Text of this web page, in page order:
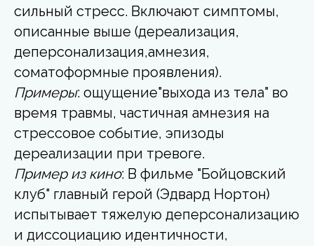
сильный стресс. Включают симптомы,
описанные выше (дереализация,
деперсонализация,амнезия,
соматоформные проявления).
Примеры: ощущение"выхода из тела" во
время травмы, частичная амнезия на
стрессовое событие, эпизоды
дереализации при тревоге.
Пример из кино: В фильме "Бойцовский
клуб" главный герой (Эдвард Нортон)
испытывает тяжелую деперсонализацию
и диссоциацию идентичности,